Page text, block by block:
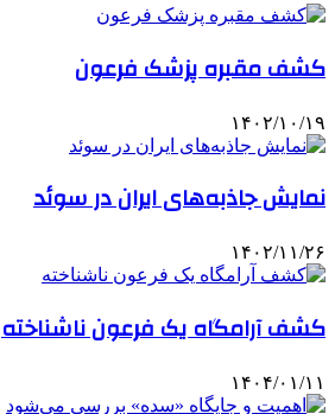
کشف مقبره پزشک فرعون
۱۴۰۲/۱۰/۱۹
نمایش جاذبه‌های ایران در سوئد
۱۴۰۲/۱۱/۲۶
کشف آرامگاه یک فرعون ناشناخته
۱۴۰۴/۰۱/۱۱